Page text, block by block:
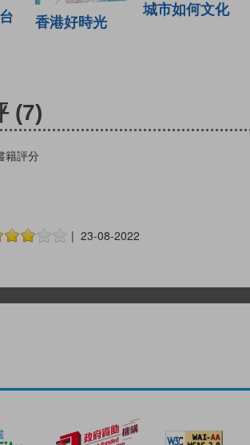
香港好時光
城市如何文化
(7)
籍評分
| 23-08-2022